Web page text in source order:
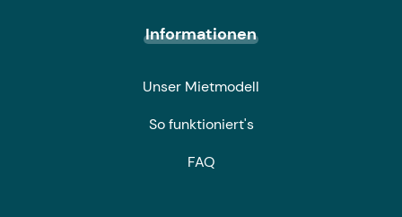
Informationen
Unser Mietmodell
So funktioniert's
FAQ